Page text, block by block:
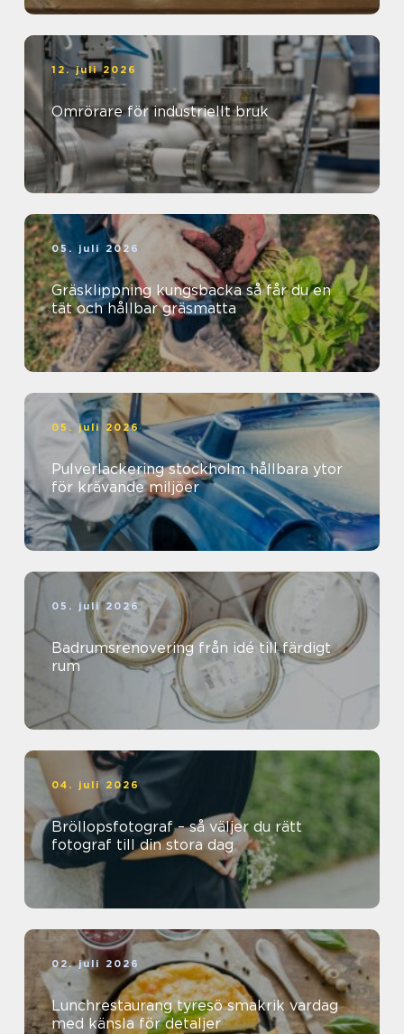
12. juli 2026
Omrörare för industriellt bruk
05. juli 2026
Gräsklippning kungsbacka så får du en
tät och hållbar gräsmatta
05. juli 2026
Pulverlackering stockholm hållbara ytor
för krävande miljöer
05. juli 2026
Badrumsrenovering från idé till färdigt
rum
04. juli 2026
Bröllopsfotograf – så väljer du rätt
fotograf till din stora dag
02. juli 2026
Lunchrestaurang tyresö smakrik vardag
med känsla för detaljer